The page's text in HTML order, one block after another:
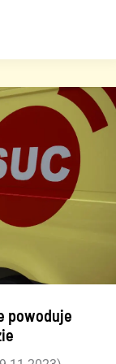
powoduje